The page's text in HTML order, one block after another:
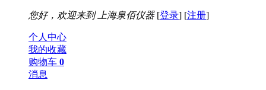
您好，欢迎来到 上海泉佰仪器[登录] [注册]
个人中心
我的收藏
购物车 0
消息